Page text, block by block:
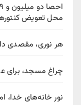
محل تعویض
هر نوری، مقصدی
چراغ مسجد،
نور خانه‌های خدا،